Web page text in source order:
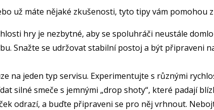
už máte nějaké zkušenosti, tyto tipy vám pomohou
hry je nezbytné, aby se spoluhráči neustále
Snažte se udržovat stabilní postoj a být připraveni
na jeden typ servisu. Experimentujte s různými
silné smeče s jemnými „drop shoty“, které padají
odrazí, a buďte připraveni se pro něj vrhnout.